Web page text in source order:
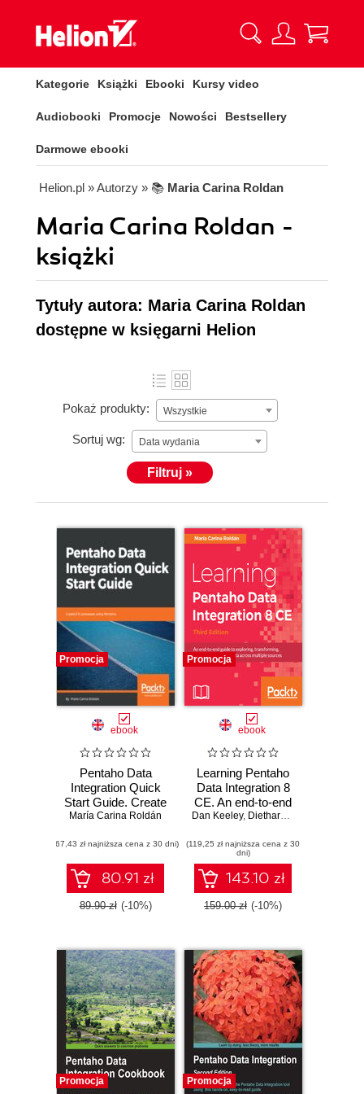
Kategorie Książki Ebooki Kursy video
Audiobooki Promocje Nowości Bestsellery
Darmowe ebooki
Helion.pl » Autorzy » 📚 Maria Carina Roldan
Maria Carina Roldan -
książki
Tytuły autora: Maria Carina Roldan
dostępne w księgarni Helion
Pokaż produkty: Wszystkie
Sortuj wg: Data wydania
Filtruj »
Promocja
ebook
Pentaho Data
Integration Quick
Start Guide. Create
ETL processes
María Carina Roldán
(67,43 zł najniższa cena z 30 dni)
80.91 zł
89.90 zł (-10%)
Promocja
ebook
Learning Pentaho
Data Integration 8
CE. An end-to-end
guide to exploring,
integrating your
data across
multiple sources -
Third Edition
Dan Keeley, Diethard Steiner
(119,25 zł najniższa cena z 30
dni)
143.10 zł
159.00 zł (-10%)
Promocja Promocja